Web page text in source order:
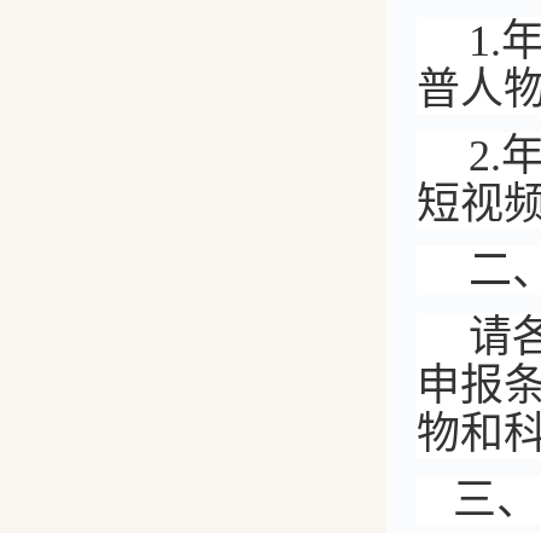
1.
普人
2.
短视
二
请
申报
物和
三、